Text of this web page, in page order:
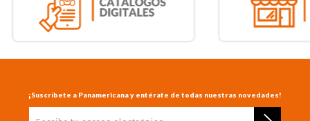
¡Suscríbete a Panamericana y entérate de todas nuestras novedades!